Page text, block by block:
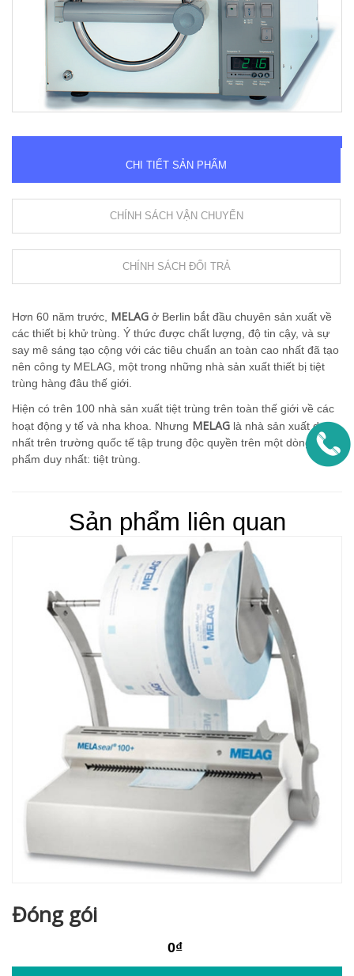
CHI TIẾT SẢN PHẨM
CHÍNH SÁCH VẬN CHUYỂN
CHÍNH SÁCH ĐỔI TRẢ
Hơn 60 năm trước, MELAG ở Berlin bắt đầu chuyên sản xuất về
các thiết bị khử trùng. Ý thức được chất lượng, độ tin cậy, và sự
say mê sáng tạo cộng với các tiêu chuẩn an toàn cao nhất đã tạo
nên công ty MELAG, một trong những nhà sản xuất thiết bị tiệt
trùng hàng đâu thế giới.
Hiện có trên 100 nhà sản xuất tiệt trùng trên toàn thế giới về các
hoạt động y tế và nha khoa. Nhưng MELAG là nhà sản xuất duy
nhất trên trường quốc tế tập trung độc quyền trên một dòng sản
phẩm duy nhất: tiệt trùng.
Sản phẩm liên quan
Đóng gói
0₫